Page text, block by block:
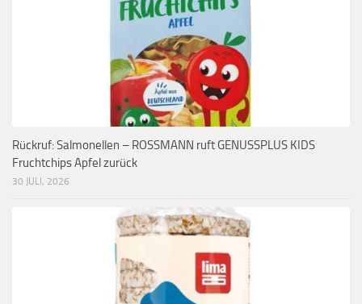
Rückruf: Salmonellen – ROSSMANN ruft GENUSSPLUS KIDS
Fruchtchips Apfel zurück
30 JULI, 2026